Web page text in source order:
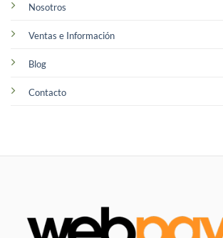
Nosotros
Ventas e Información
Blog
Contacto